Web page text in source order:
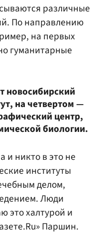
различные
По направлению
на первых
гуманитарные
новосибирский
на четвертом —
центр,
биологии.
и никто в это не
институты
делом,
Люди
это халтурой и
Паршин.